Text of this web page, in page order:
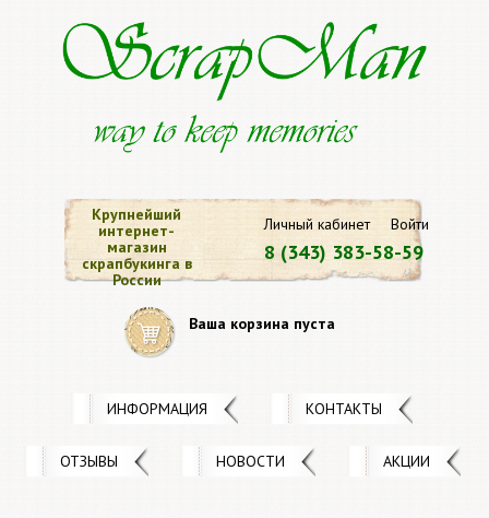
Личный кабинет Войти
8 (343) 383-58-59
Крупнейший
интернет-
магазин
скрапбукинга в
России
Ваша корзина пуста
ИНФОРМАЦИЯ КОНТАКТЫ
ОТЗЫВЫ НОВОСТИ АКЦИИ